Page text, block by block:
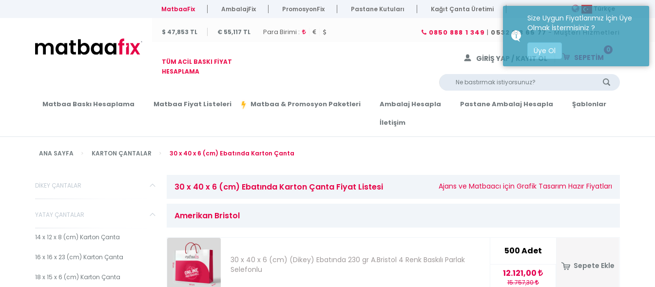
MatbaaFix AmbalajFix PromosyonFix Pastane Kutuları Kağıt Çanta Üretimi Türkçe
€ 55,117 TL
$ 47,853 TL Para Birimi : 0850 888 1 349 | 0532 313 65 77- Müşteri Hizmetleri
TÜM ACİL BASKI FİYAT
HESAPLAMA
SEPETİM
0
GİRİŞ YAP / KAYIT OL
Matbaa Baskı Hesaplama Matbaa Fiyat Listeleri Matbaa & Promosyon Paketleri Ambalaj Hesapla Pastane Ambalaj Hesapla
Şablonlar
İletişim
ANA SAYFA KARTON ÇANTALAR 30 x 40 x 6 (cm) Ebatında Karton Çanta
DİKEY ÇANTALAR
YATAY ÇANTALAR
14 x 12 x 8 (cm) Karton Çanta
16 x 16 x 23 (cm) Karton Çanta
18 x 15 x 6 (cm) Karton Çanta
30 x 40 x 6 (cm) Ebatında Karton Çanta Fiyat Listesi Ajans ve Matbaacı için Grafik Tasarım Hazır Fiyatları
Amerikan Bristol
30 x 40 x 6 (cm) (Dikey) Ebatında 230 gr A.Bristol 4 Renk Baskılı Parlak
Selefonlu
500 Adet
12.121,00
15.757,30
Sepete Ekle
Size Uygun Fiyatlarımız İçin Üye
Olmak İstermisiniz ?
Üye Ol